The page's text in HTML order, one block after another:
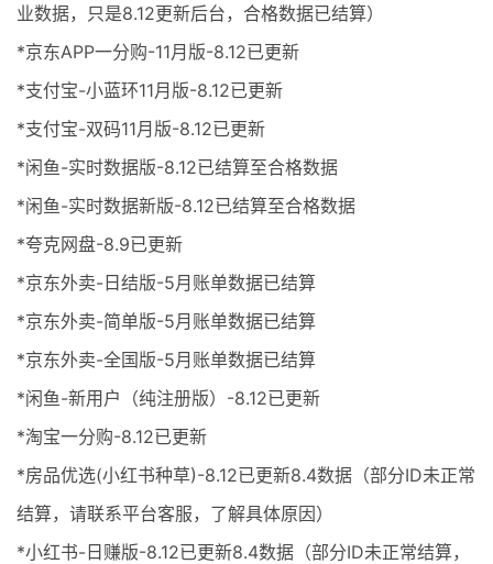
业数据，只是8.12更新后台，合格数据已结算）
*京东APP一分购-11月版-8.12已更新
*支付宝-小蓝环11月版-8.12已更新
*支付宝-双码11月版-8.12已更新
*闲鱼-实时数据版-8.12已结算至合格数据
*闲鱼-实时数据新版-8.12已结算至合格数据
*夸克网盘-8.9已更新
*京东外卖-日结版-5月账单数据已结算
*京东外卖-简单版-5月账单数据已结算
*京东外卖-全国版-5月账单数据已结算
*闲鱼-新用户（纯注册版）-8.12已更新
*淘宝一分购-8.12已更新
*房品优选(小红书种草)-8.12已更新8.4数据（部分ID未正常
结算，请联系平台客服，了解具体原因）
*小红书-日赚版-8.12已更新8.4数据（部分ID未正常结算，